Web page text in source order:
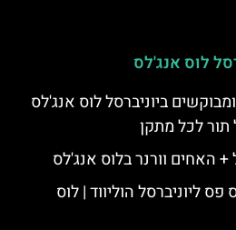
לוס אנג'לס
ביוניברסל לוס אנג'לס
לכל מתקן
+ האחים וורנר בלוס אנג'לס
ליוניברסל הוליווד | לוס